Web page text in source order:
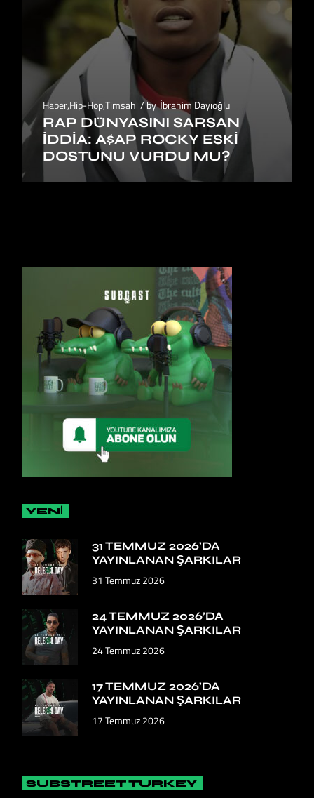
Haber,Hip-Hop,Timsah by İbrahim Dayıoğlu
RAP DÜNYASINI SARSAN
İDDIA: A$AP ROCKY ESKI
DOSTUNU VURDU MU?
YENİ
31 TEMMUZ 2026’DA
YAYINLANAN ŞARKILAR
31 Temmuz 2026
24 TEMMUZ 2026’DA
YAYINLANAN ŞARKILAR
24 Temmuz 2026
17 TEMMUZ 2026’DA
YAYINLANAN ŞARKILAR
17 Temmuz 2026
SUBSTREET TURKEY